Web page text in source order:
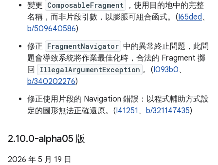
變更 ComposableFragment
，使用目的地中的完整
名稱，而非片段引數，以膨脹可組合函式。(I65ded、
b/509640586)
修正 FragmentNavigator 中的異常終止問題，此問
題會導致系統將作業最佳化時，合法的 Fragment 擲
回
IllegalArgumentException 。(I093b0、
b/340202276)
修正使用片段的 Navigation 錯誤：以程式輔助方式設
定的圖形無法正確還原。(I41251 、 b/321147435)
2.10.0-alpha05 版
2026 年 5 月 19 日